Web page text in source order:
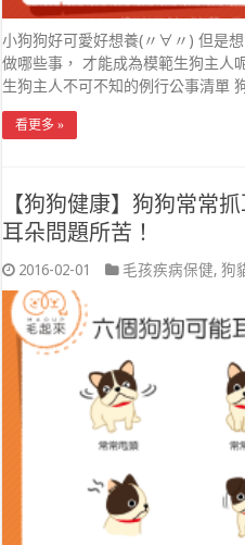
小狗狗好可愛好想養(〃∀〃) 但是
做哪些事， 才能成為模範生狗主人
生狗主人不可不知的例行公事清單
看更多 »
【狗狗健康】狗狗常常
耳朵問題所苦！
2016-02-01 毛孩疾病保健,狗